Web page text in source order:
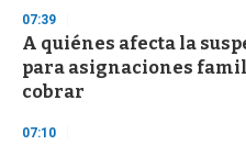
07:39
A quiénes afecta la
para asignaciones
cobrar
07:10